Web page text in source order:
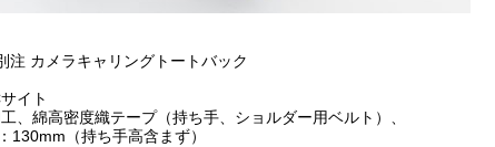
注 カメラキャリングトートバック
イト
、綿高密度織テープ（持ち手、ショルダー用ベルト）、
（持ち手高含まず）